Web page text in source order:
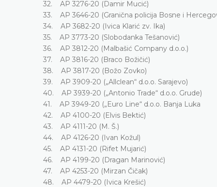
32. AP 3276-20 (Damir Mucić)
33. AP 3646-20 (Granična policija Bosne i
34. AP 3682-20 (Ivica Klarić zv. Ika)
35. AP 3773-20 (Slobodanka Tešanović)
36. AP 3812-20 (Malbašić Company d.o.o.)
37. AP 3816-20 (Braco Božičić)
38. AP 3817-20 (Božo Zovko)
39. AP 3909-20 („Allclean“ d.o.o. Sarajevo)
40. AP 3939-20 („Antonio Trade“ d.o.o. Grude)
41. AP 3949-20 („Euro Line“ d.o.o. Banja Luka
42. AP 4100-20 (Elvis Bektić)
43. AP 4111-20 (M. Š.)
44. AP 4126-20 (Ivan Kožul)
45. AP 4131-20 (Rifet Mujarić)
46. AP 4199-20 (Dragan Marinović)
47. AP 4253-20 (Mirzan Čičak)
48. AP 4479-20 (Ivica Krešić)